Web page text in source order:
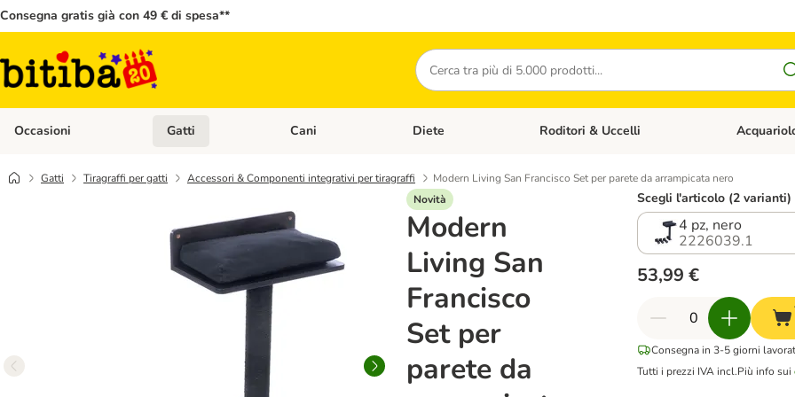
Consegna gratis già con 49 € di spesa**
Cerca
Occasioni Apri Menù Categoria: Occasioni
Gatti Apri Menù Categoria: Gatti
Cani Apri Menù Categoria: Cani
Diete Apri Menù Categoria: Diete
Roditori & Uccelli Apri Menù
Gatti Tiragraffi per gatti Accessori & Componenti integrativi per tiragraffi
Modern Living San Francisco Set per parete da arrampicata nero
Novità
Modern
Living San
Francisco
Set per
parete da
Scegli l'articolo (2 varianti)
4 pz, nero
2226039.1
53,99 €
Consegna in 3-5 giorni
Tutti i prezzi IVA incl.Più info sui